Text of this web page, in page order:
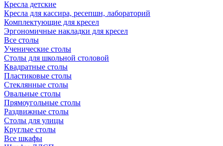
Кресла детские
Кресла для кассира, ресепшн, лабораторий
Комплектующие для кресел
Эргономичные накладки для кресел
Все столы
Ученические столы
Столы для школьной столовой
Квадратные столы
Пластиковые столы
Стеклянные столы
Овальные столы
Прямоугольные столы
Раздвижные столы
Столы для улицы
Круглые столы
Все шкафы